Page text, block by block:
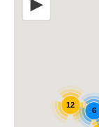
6
12
◀